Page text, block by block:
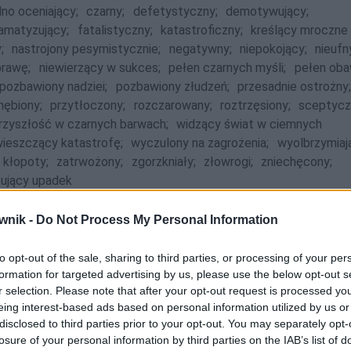
- Do Not Process My Personal Information
opt-out of the sale, sharing to third parties, or processing of your
for targeted advertising by us, please use the below opt-out
selection. Please note that after your opt-out request is processed
interest-based ads based on personal information utilized by us
to third parties prior to your opt-out. You may separately
of your personal information by third parties on the IAB’s list of
oceniający; czarny; defetystyczny;
demotywujący;
fatalistyczny; katastroficzny;
kreślący mroczne
nastrojony pesymistycznie; negatywny; niepokojący;
niewierzący w sukces; pełen czarnych myśli;
pełen
pozbawiony nadziei; pozbawiony złudzeń;
przesadnie ostrożny;
przytłoczony; rozczarowany; roztrzęsiony;
w czarnych barwach; widzący świat w ciemnych
katastrofę; wyczulony na zagrożenia;
zatrwożony; zgorzkniały; złowrogi;
zniechęcony;
upadek
zaczynało pobrzmiewać w meldunkach i
i wypadków.
KWJP: Zofia Mossakowska, Akrobaci, 2016